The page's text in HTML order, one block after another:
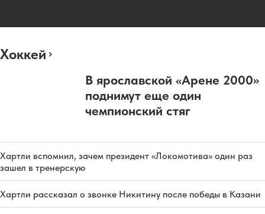
Хоккей
В ярославской «Арене 2000»
поднимут еще один
чемпионский стяг
Хартли вспомнил, зачем президент «Локомотива» один раз
зашел в тренерскую
Хартли рассказал о звонке Никитину после победы в Казани